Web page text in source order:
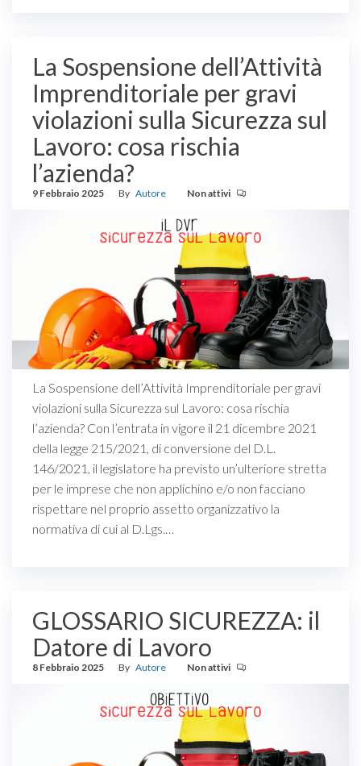
La Sospensione dell’Attività
Imprenditoriale per gravi
violazioni sulla Sicurezza sul
Lavoro: cosa rischia
l’azienda?
9 Febbraio 2025 By Autore Non attivi
La Sospensione dell’Attività Imprenditoriale per gravi
violazioni sulla Sicurezza sul Lavoro: cosa rischia
l’azienda? Con l’entrata in vigore il 21 dicembre 2021
della legge 215/2021, di conversione del D.L.
146/2021, il legislatore ha previsto un’ulteriore stretta
per le imprese che non applichino e/o non facciano
rispettare nel proprio assetto organizzativo la
normativa di cui al D.Lgs.…
GLOSSARIO SICUREZZA: il
Datore di Lavoro
8 Febbraio 2025 By Autore Non attivi